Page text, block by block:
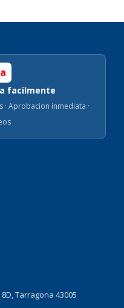
facilmente
· Aprobacion inmediata ·
Tarragona 43005